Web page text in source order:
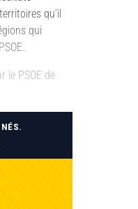
qu’il
qui
le PSOE de